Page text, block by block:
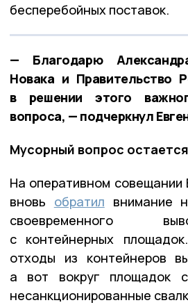
бесперебойных поставок.
— Благодарю
Новака и Правительство
в решении этого
вопроса, — подчеркнул
Мусорный вопрос
На оперативном совещании
вновь обратил внимание
своевременного
с контейнерных
отходы из контейнеров
а вот вокруг площадок
несанкционированные